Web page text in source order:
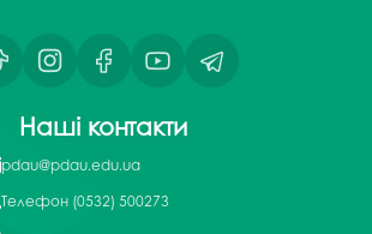
Наші контакти
pdau@pdau.edu.ua
Телефон (0532) 500273